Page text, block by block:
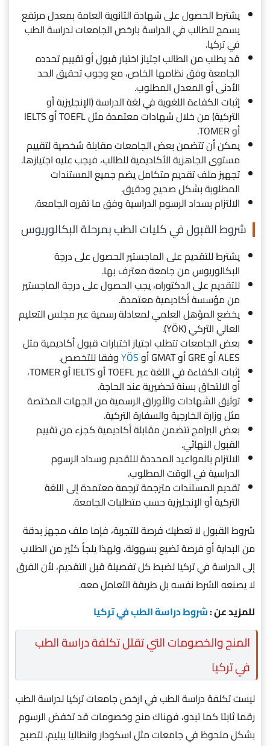
يشترط الحصول على شهادة الثانوية العامة بمعدل مرتفع
يسمح للطالب في الدراسة بارخص الجامعات لدراسة الطب
في تركيا.
قد يطلب من الطالب اجتياز اختبار قبول أو تقييم تحدده
الجامعة وفق نظامها الخاص، مع وجوب تحقيق الحد
الأدنى أو المعدل المطلوب.
إثبات الكفاءة اللغوية في لغة الدراسة (الإنجليزية أو
التركية) من خلال شهادات معتمدة مثل TOEFL أو IELTS
أو TOMER.
يمكن أن تتضمن بعض الجامعات مقابلة شخصية لتقييم
مستوى الجاهزية الأكاديمية للطالب، فيجب عليه اجتيازها.
تجهيز ملف تقديم متكامل يضم جميع المستندات
المطلوبة بشكل صحيح ودقيق.
الالتزام بسداد الرسوم الدراسية وفق ما تقرره الجامعة.
شروط القبول في كليات الطب بمرحلة البكالوريوس
يشترط للتقديم على الماجستير الحصول على درجة
البكالوريوس من جامعة معترف بها.
للتقديم على الدكتوراه، يجب الحصول على درجة الماجستير
من مؤسسة أكاديمية معتمدة.
يخضع المؤهل العلمي لمعادلة رسمية عبر مجلس التعليم
العالي التركي (YÖK).
بعض الجامعات تتطلب اجتياز اختبارات قبول أكاديمية مثل
ALES أو GRE أو GMAT أو
YÖSوفقا للتخصص.
إثبات الكفاءة في اللغة عبر TOEFL أو IELTS أو TOMER،
أو الالتحاق بسنة تحضيرية عند الحاجة.
توثيق الشهادات والأوراق الرسمية من الجهات المختصة
مثل وزارة الخارجية والسفارة التركية.
بعض البرامج تتضمن مقابلة أكاديمية كجزء من تقييم
القبول النهائي.
الالتزام بالمواعيد المحددة للتقديم وسداد الرسوم
الدراسية في الوقت المطلوب.
تقديم المستندات مترجمة ترجمة معتمدة إلى اللغة
التركية أو الإنجليزية حسب متطلبات الجامعة.
شروط القبول لا تعطيك فرصة للتجربة، فإما ملف مجهز بدقة
من البداية أو فرصة تضيع بسهولة، ولهذا يلجأ كثير من الطلاب
إلى الدراسة في تركيا لضبط كل تفصيلة قبل التقديم، لأن الفرق
لا يصنعه الشرط نفسه بل طريقة التعامل معه.
للمزيد عن :شروط دراسة الطب في تركيا
المنح والخصومات التي تقلل تكلفة دراسة الطب
في تركيا
ليست تكلفة دراسة الطب في ارخص جامعات تركيا لدراسة الطب
رقما ثابتا كما تبدو، فهناك منح وخصومات قد تخفض الرسوم
بشكل ملحوظ في جامعات مثل اسكودار وانطاليا بيليم، لتصبح